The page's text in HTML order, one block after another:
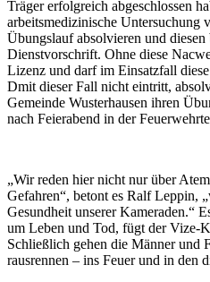
Träger erfolgreich abgeschlossen
arbeitsmedizinische Untersuchung
Übungslauf absolvieren und diesen
Dienstvorschrift. Ohne diese
Lizenz und darf im Einsatzfall
Dmit dieser Fall nicht eintritt,
Gemeinde Wusterhausen ihren
nach Feierabend in der
„Wir reden hier nicht nur über
Gefahren“, betont es Ralf Leppin,
Gesundheit unserer Kameraden.“
um Leben und Tod, fügt der Vize-
Schließlich gehen die Männer und
rausrennen – ins Feuer und in den